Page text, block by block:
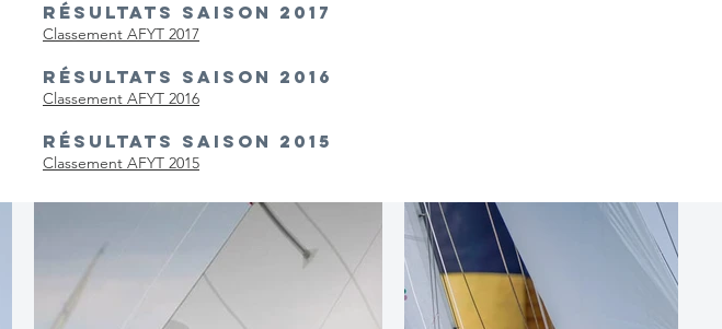
RÉSULTATS SAISON 2017
Classement AFYT 2017
RÉSULTATS SAISON 2016
Classement AFYT 2016
RÉSULTATS SAISO N 2015
Classement AFYT 2015